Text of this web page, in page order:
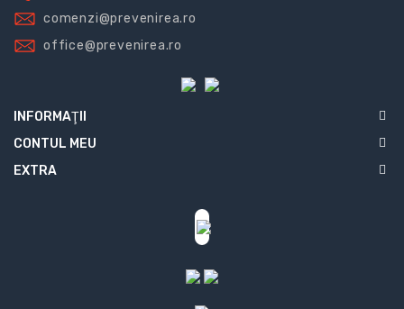
comenzi@prevenirea.ro
office@prevenirea.ro
INFORMAŢII
CONTUL MEU
EXTRA